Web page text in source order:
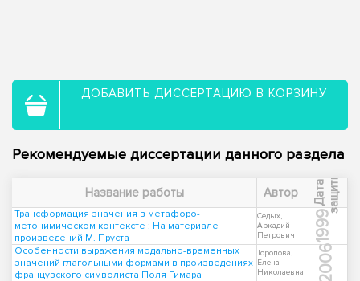
ДОБАВИТЬ ДИССЕРТАЦИЮ В КОРЗИНУ
Рекомендуемые диссертации данного раздела
Название работы Автор Д
а
т
а
з
а
щ
и
т ы
Трансформация значения в метафоро-
метонимическом контексте : На материале
произведений М. Пруста
Седых,
Аркадий
Петрович
1999
Особенности выражения модально-временных
значений глагольными формами в произведениях
французского символиста Поля Гимара
Торопова,
Елена
Николаевна
2006